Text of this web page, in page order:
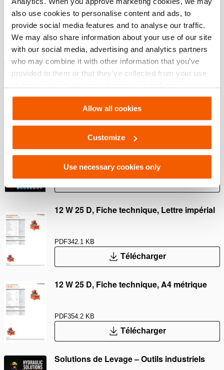
also use cookies to personalise content and ads, to
provide social media features and to analyse our traffic.
We may also share information about your use of our site
with our social media, advertising and analytics partners
who may combine it with other information that you’ve
provided to them or that they’ve collected from your use
Settings. See ourcookiestatement.
Allow all cookies
Customize
Use necessary cookies only
d’huile est maintenue
Protection contre les chutes de pression par clapet
pressostatique anti-retour
A l’exclusion de la soupape de commande simple effet
(M311) ou double effet (M322 ou M323)
Afficher plus
Téléchargements
Safety Guide – Hydraulic hoses & couplers
PDF445.7 KB
Télécharger
12 W 25 D, Fiche technique, Lettre impérial
PDF342.1 KB
Télécharger
12 W 25 D, Fiche technique, A4 métrique
PDF354.2 KB
Télécharger
Solutions de Levage – Outils industriels